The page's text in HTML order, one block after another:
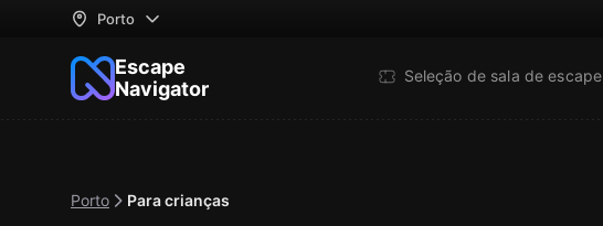
Porto
Escape
Navigator
Seleção de sala de escape
Porto Para crianças